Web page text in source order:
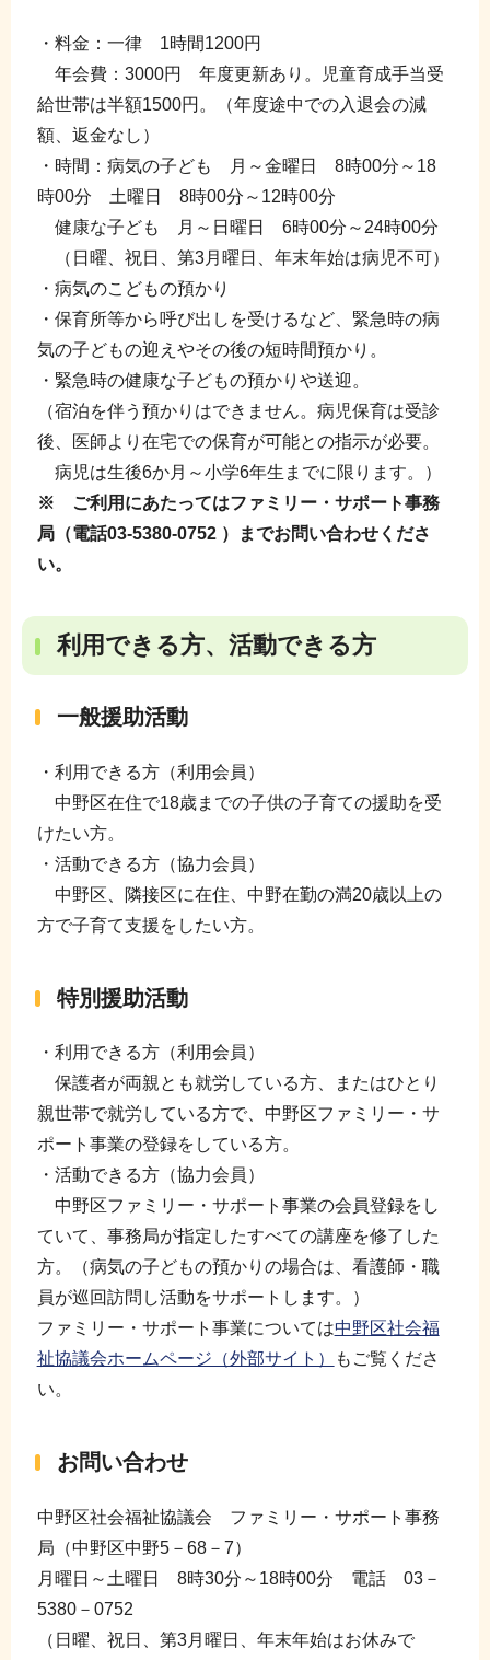
・料金：一律 1時間1200円
年会費：3000円 年度更新あり。児童育成手当受
給世帯は半額1500円。（年度途中での入退会の減
額、返金なし）
・時間：病気の子ども 月～金曜日 8時00分～18
時00分 土曜日 8時00分～12時00分
健康な子ども 月～日曜日 6時00分～24時00分
（日曜、祝日、第3月曜日、年末年始は病児不可）
・病気のこどもの預かり
・保育所等から呼び出しを受けるなど、緊急時の病
気の子どもの迎えやその後の短時間預かり。
・緊急時の健康な子どもの預かりや送迎。
（宿泊を伴う預かりはできません。病児保育は受診
後、医師より在宅での保育が可能との指示が必要。
病児は生後6か月～小学6年生までに限ります。）
※ ご利用にあたってはファミリー・サポート事務
局（電話03-5380-0752 ）までお問い合わせくださ
い。
利用できる方、活動できる方
一般援助活動
・利用できる方（利用会員）
中野区在住で18歳までの子供の子育ての援助を受
けたい方。
・活動できる方（協力会員）
中野区、隣接区に在住、中野在勤の満20歳以上の
方で子育て支援をしたい方。
特別援助活動
・利用できる方（利用会員）
保護者が両親とも就労している方、またはひとり
親世帯で就労している方で、中野区ファミリー・サ
ポート事業の登録をしている方。
・活動できる方（協力会員）
中野区ファミリー・サポート事業の会員登録をし
ていて、事務局が指定したすべての講座を修了した
方。（病気の子どもの預かりの場合は、看護師・職
員が巡回訪問し活動をサポートします。）
ファミリー・サポート事業については中野区社会福
祉協議会ホームページ（外部サイト）
もご覧くださ
い。
お問い合わせ
中野区社会福祉協議会 ファミリー・サポート事務
局（中野区中野5－68－7）
月曜日～土曜日 8時30分～18時00分 電話 03－
5380－0752
（日曜、祝日、第3月曜日、年末年始はお休みで